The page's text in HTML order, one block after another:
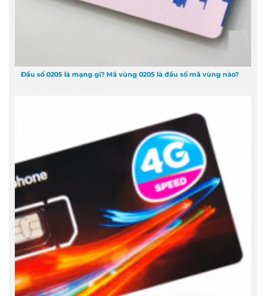
Đầu số 0205 là mạng gì? Mã vùng 0205 là đầu số mã vùng nào?